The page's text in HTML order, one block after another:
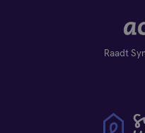
Raadt